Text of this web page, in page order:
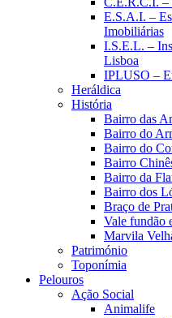
E.S.A.I. –
Imobiliárias
I.S.E.L. –
Lisboa
IPLUSO –
Heráldica
História
Bairro das
Bairro do
Bairro do
Bairro
Bairro da
Bairro dos
Braço de
Vale fundão
Marvila
Património
Toponímia
Pelouros
Ação Social
Animalife